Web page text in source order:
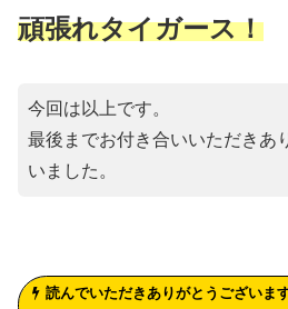
頑張れタイガース！
今回は以上です。
最後までお付き合いいただきあ
いました。
読んでいただきありがとうございま